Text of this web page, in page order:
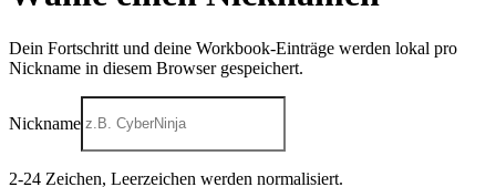
Dein Fortschritt und deine Workbook-Einträge werden lokal pro
Nickname in diesem Browser gespeichert.
Nickname
2-24 Zeichen, Leerzeichen werden normalisiert.